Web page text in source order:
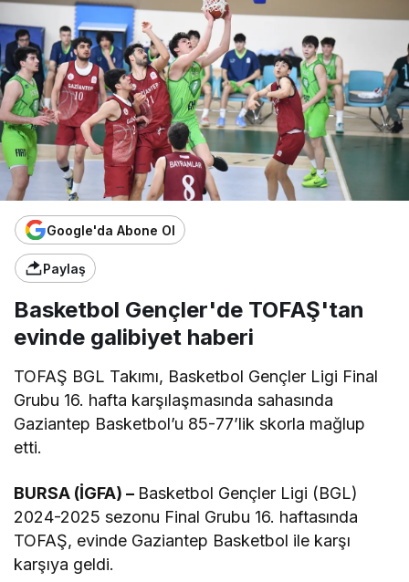
Google'da Abone Ol
Paylaş
Basketbol Gençler'de TOFAŞ'tan
evinde galibiyet haberi
TOFAŞ BGL Takımı, Basketbol Gençler Ligi Final
Grubu 16. hafta karşılaşmasında sahasında
Gaziantep Basketbol’u 85-77’lik skorla mağlup
etti.
BURSA (İGFA) – Basketbol Gençler Ligi (BGL)
2024-2025 sezonu Final Grubu 16. haftasında
TOFAŞ, evinde Gaziantep Basketbol ile karşı
karşıya geldi.